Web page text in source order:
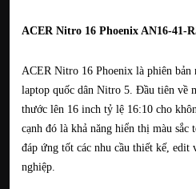
ACER Nitro 16 Phoenix AN16-41-
ACER Nitro 16 Phoenix là phiên bản
laptop quốc dân Nitro 5. Đầu tiên về
thước lên 16 inch tỷ lệ 16:10 cho
cạnh đó là khả năng hiển thị màu
đáp ứng tốt các nhu cầu thiết kế, edit
nghiệp.